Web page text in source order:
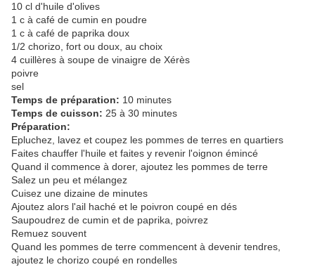
10 cl d'huile d'olives
1 c à café de cumin en poudre
1 c à café de paprika doux
1/2 chorizo, fort ou doux, au choix
4 cuillères à soupe de vinaigre de Xérès
poivre
sel
Temps de préparation: 10 minutes
Temps de cuisson: 25 à 30 minutes
Préparation:
Epluchez, lavez et coupez les pommes de terres en quartiers
Faites chauffer l'huile et faites y revenir l'oignon émincé
Quand il commence à dorer, ajoutez les pommes de terre
Salez un peu et mélangez
Cuisez une dizaine de minutes
Ajoutez alors l'ail haché et le poivron coupé en dés
Saupoudrez de cumin et de paprika, poivrez
Remuez souvent
Quand les pommes de terre commencent à devenir tendres,
ajoutez le chorizo coupé en rondelles